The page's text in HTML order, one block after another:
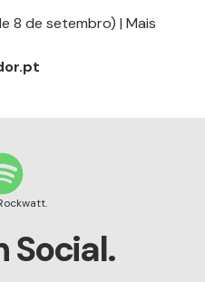
8 de setembro) | Mais
Social.